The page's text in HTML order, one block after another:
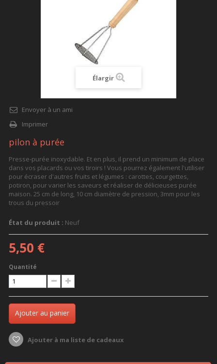
Élargir
Envoyer à un ami
Imprimer
pilon à purée
Presse-purée inoxydable. Et en plus, il prend un minimum de place
dans vos placards ou vos tiroirs ! Vous pourrez également l'utiliser
pour écraser d'autres fruits et légumes : carottes, courgettes,
potiron, pour varier les saveurs et réaliser de délicieuses purée
maison. 25 cm de long, 10 cm diamètre de pression, 3mm pour les
trous du pressoir
État du produit : Neuf
5,50 €
Quantité
Ajouter au panier
Ajouter à ma liste de cadeaux